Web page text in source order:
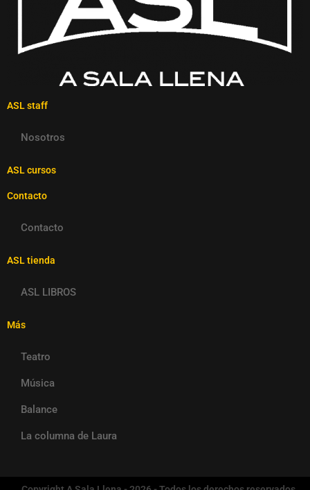
ASL staff
Nosotros
ASL cursos
Contacto
Contacto
ASL tienda
ASL LIBROS
Más
Teatro
Música
Balance
La columna de Laura